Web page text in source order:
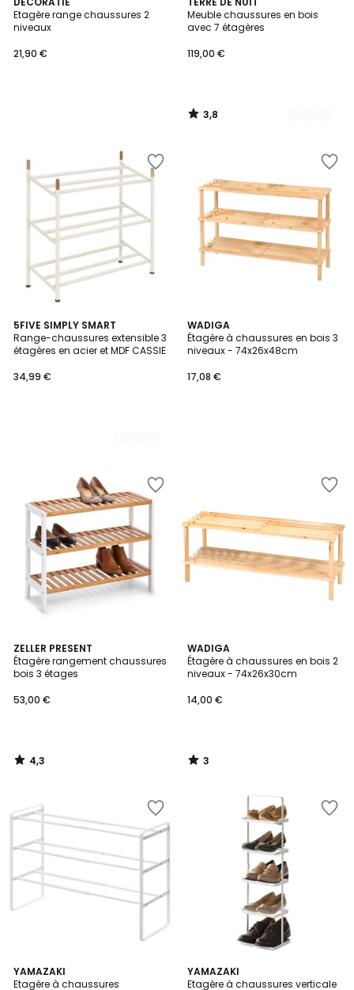
Etagère range chaussures 2
niveaux
21,90 €
Meuble chaussures en bois
avec 7 étagères
119,00 €
/ 5
2
Couleurs
3,8
/
5FIVE SIMPLY SMART
Range-chaussures extensible 3
étagères en acier et MDF CASSIE
34,99 €
2
Couleurs
WADIGA
Étagère à chaussures en bois 3
niveaux - 74x26x48cm
17,08 €
ZELLER PRESENT
Étagère rangement chaussures
bois 3 étages
53,00 €
4,3
/ 5
4,3
/
WADIGA
Étagère à chaussures en bois 2
niveaux - 74x26x30cm
14,00 €
3
/
5
3
/
YAMAZAKI
Etagère à chaussures
5
/
2
YAMAZAKI
Etagère à chaussures verticale
2